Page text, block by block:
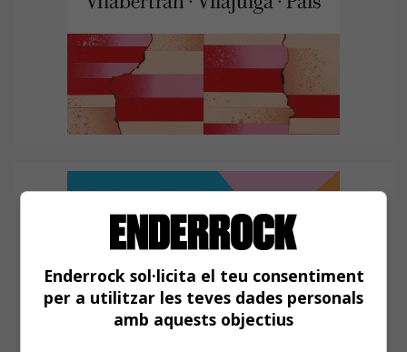
Enderrock sol·licita el teu consentiment
per a utilitzar les teves dades personals
amb aquests objectius